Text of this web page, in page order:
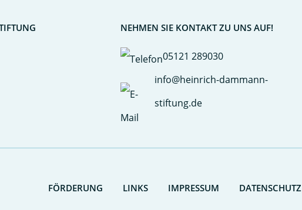
NEHMEN SIE KONTAKT ZU UNS AUF!
05121 289030
info@heinrich-dammann-
stiftung.de
FÖRDERUNG LINKS IMPRESSUM DATENSCHUTZ